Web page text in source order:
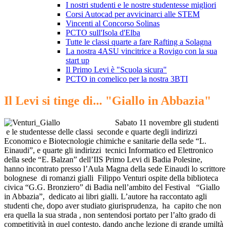
I nostri studenti e le nostre studentesse migliori
Corsi Autocad per avvicinarci alle STEM
Vincenti al Concorso Solinas
PCTO sull'Isola d'Elba
Tutte le classi quarte a fare Rafting a Solagna
La nostra 4ASU vincitrice a Rovigo con la sua
start up
Il Primo Levi è "Scuola sicura"
PCTO in comelico per la nostra 3BTI
Il Levi si tinge di... "Giallo in Abbazia"
Sabato 11 novembre gli studenti
e le studentesse delle classi seconde e quarte degli indirizzi
Economico e Biotecnologie chimiche e sanitarie della sede “L.
Einaudi”, e quarte gli indirizzi tecnici Informatico ed Elettronico
della sede “E. Balzan” dell’IIS Primo Levi di Badia Polesine,
hanno incontrato presso l’Aula Magna della sede Einaudi lo scrittore
bolognese di romanzi gialli Filippo Venturi ospite della biblioteca
civica “G.G. Bronziero” di Badia nell’ambito del Festival
“Giallo
in Abbazia”, dedicato ai libri gialli. L’autore ha raccontato agli
studenti che, dopo aver studiato giurisprudenza, ha capito che non
era quella la sua strada , non sentendosi portato per l’alto grado di
competitività in quel contesto, dando anche lezione di grande umiltà